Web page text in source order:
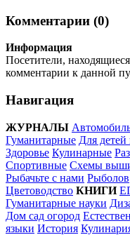
Комментарии (0)
Информация
Посетители,
комментарии к данной
Навигация
ЖУРНАЛЫ
Гуманитарные Для детей
Здоровье Кулинарные
Спортивные Схемы
Рыбачьте с нами Рыболов
Цветоводство КНИГИ
Гуманитарные науки
Дом сад огород
языки История